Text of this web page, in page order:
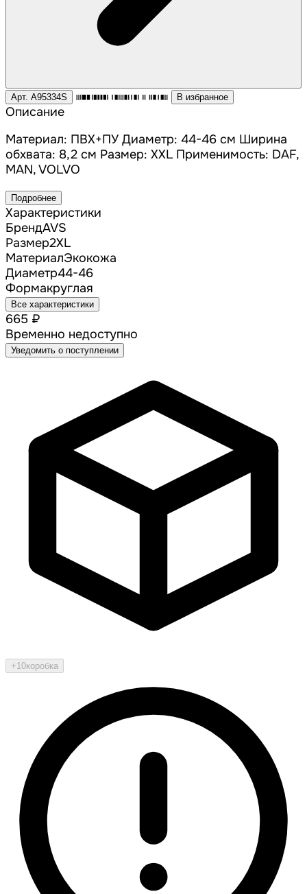
Арт. A95334S В избранное
Описание
Материал: ПВХ+ПУ Диаметр: 44-46 см Ширина
обхвата: 8,2 см Размер: XXL Применимость: DAF,
MAN, VOLVO
Подробнее
Характеристики
БрендAVS
Размер2XL
МатериалЭкокожа
Диаметр44-46
Формакруглая
Все характеристики
665 ₽
Временно недоступно
Уведомить о поступлении
+10коробка